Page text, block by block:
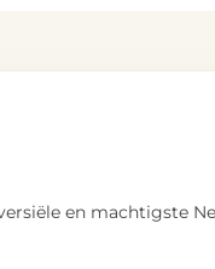
en machtigste